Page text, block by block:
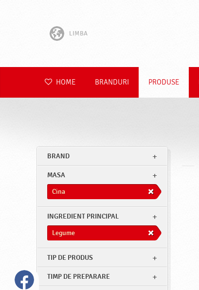
LIMBA
Hrvatski
Polski
Deutsch
HOME BRANDURI PRODUSE
BRAND
MASA
Cina
INGREDIENT PRINCIPAL
Legume
TIP DE PRODUS
TIMP DE PREPARARE